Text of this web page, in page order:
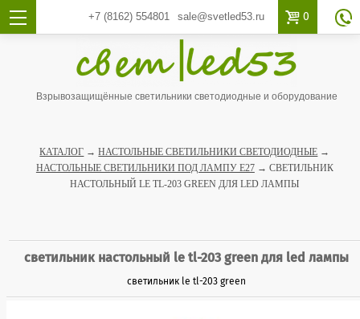
+7 (8162)554801 sale@svetled53.ru  0 
Взрывозащищённые светильники светодиодные и оборудование
КАТАЛОГ →НАСТОЛЬНЫЕ СВЕТИЛЬНИКИ СВЕТОДИОДНЫЕ →
НАСТОЛЬНЫЕ СВЕТИЛЬНИКИ ПОД ЛАМПУ Е27→ СВЕТИЛЬНИК
НАСТОЛЬНЫЙ LE TL-203 GREEN ДЛЯ LED ЛАМПЫ
светильник настольный le tl-203 green для led лампы
светильник le tl-203 green